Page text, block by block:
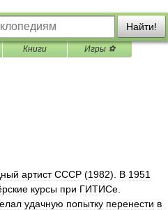
Найти!
Книги Игры ⚽
артист СССР (1982). В 1951
курсы при ГИТИСе
удачную попытку перенести в